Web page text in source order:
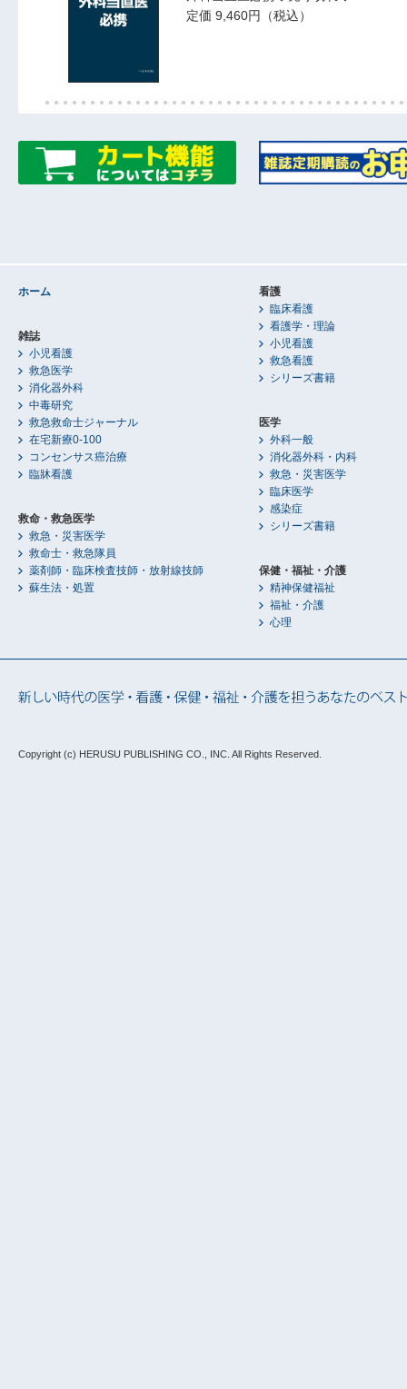
定価 9,460円（税込）
ホーム
雑誌
小児看護
救急医学
消化器外科
中毒研究
救急救命士ジャーナル
在宅新療0-100
コンセンサス癌治療
臨牀看護
救命・救急医学
救急・災害医学
救命士・救急隊員
薬剤師・臨床検査技師・放射線技師
蘇生法・処置
看護
臨床看護
看護学・理論
小児看護
救急看護
シリーズ書籍
医学
外科一般
消化器外科・内科
救急・災害医学
臨床医学
感染症
シリーズ書籍
保健・福祉・介護
精神保健福祉
福祉・介護
心理
Copyright (c) HERUSU PUBLISHING CO., INC. All Rights Reserved.